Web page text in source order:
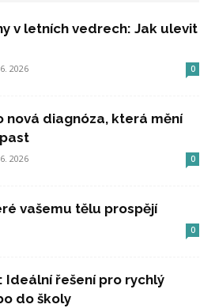
v letních vedrech: Jak ulevit
2026 0
nová diagnóza, která mění
2026 0
vašemu tělu prospějí
0
Ideální řešení pro rychlý
do školy